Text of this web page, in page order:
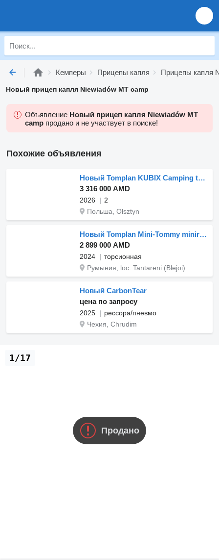
Кемперы Прицепы капля Прицепы капля
Новый прицеп капля Niewiadów MT camp
Объявление Новый прицеп капля Niewiadów MT
camp продано и не участвует в поиске!
Похожие объявления
Новый Tomplan KUBIX Camping trailer Mini Tommy TMC 25.01
3 316 000 AMD
2026
2
Польша, Olsztyn
Новый Tomplan Mini-Tommy minirulota 750 KG
2 899 000 AMD
2024
торсионная
Румыния, loc. Tantareni (Blejoi)
Новый CarbonTear
цена по запросу
2025
рессора/пневмо
Чехия, Chrudim
Продано
1/17